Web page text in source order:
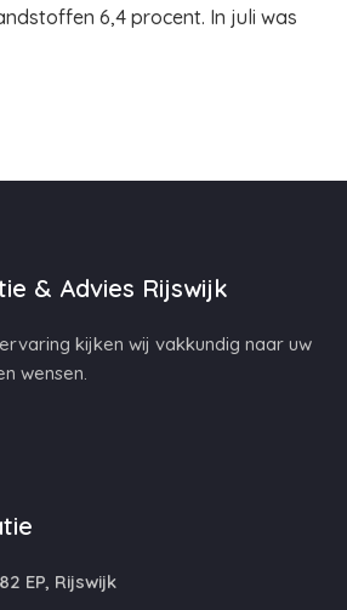
6,4 procent. In juli was
& Advies Rijswijk
kijken wij vakkundig naar uw
wensen.
EP, Rijswijk